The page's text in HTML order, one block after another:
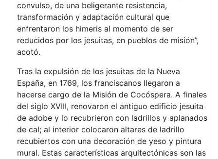
convulso, de una beligerante resistencia,
transformación y adaptación cultural que
enfrentaron los himeris al momento de ser
reducidos por los jesuitas, en pueblos de misión”,
acotó.
Tras la expulsión de los jesuitas de la Nueva
España, en 1769, los franciscanos llegaron a
hacerse cargo de la Misión de Cocóspera. A finales
del siglo XVIII, renovaron el antiguo edificio jesuita
de adobe y lo recubrieron con ladrillos y aplanados
de cal; al interior colocaron altares de ladrillo
recubiertos con una decoración de yeso y pintura
mural. Estas características arquitectónicas son las